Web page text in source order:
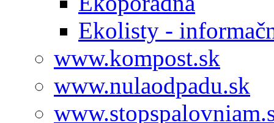
Ekolisty -
www.kompost.sk
www.nulaodpadu.sk